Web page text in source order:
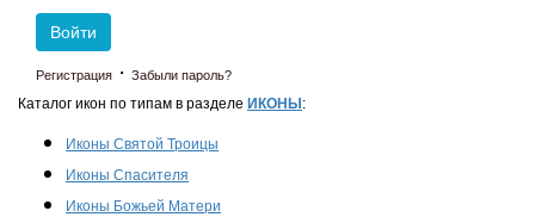
Войти
Регистрация · Забыли пароль?
Каталог икон по типам в разделе ИКОНЫ :
Иконы Святой Троицы
Иконы Спасителя
Иконы Божьей Матери